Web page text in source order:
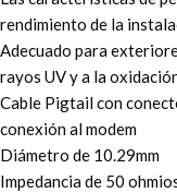
rendimiento de la
Adecuado para
rayos UV y a la
Cable Pigtail con
conexión al modem
Diámetro de 10.29mm
Impedancia de 50